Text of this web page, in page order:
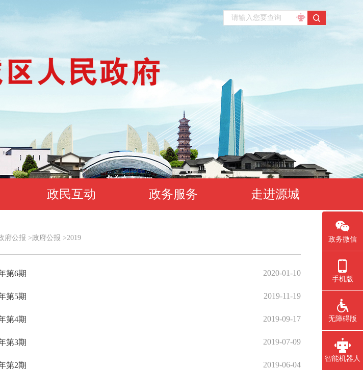
政民互动 政务服务 走进源城
府公报 >政府公报 >2019
第6期 2020-01-10
第5期 2019-11-19
第4期 2019-09-17
第3期 2019-07-09
第2期 2019-06-04
政务微信
手机版
无障碍版
智能机器人